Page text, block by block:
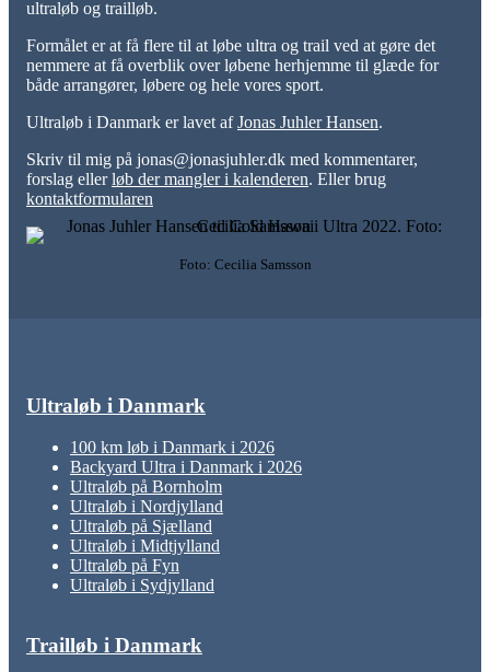
ultraløb og trailløb.
Formålet er at få flere til at løbe ultra og trail ved at gøre det
nemmere at få overblik over løbene herhjemme til glæde for
både arrangører, løbere og hele vores sport.
Ultraløb i Danmark er lavet afJonas Juhler Hansen.
Skriv til mig på jonas@jonasjuhler.dk med kommentarer,
forslag ellerløb der mangler i kalenderen. Eller brug
kontaktformularen
Foto: Cecilia Samsson
Ultraløb i Danmark
100 km løb i Danmark i 2026
Backyard Ultra i Danmark i 2026
Ultraløb på Bornholm
Ultraløb i Nordjylland
Ultraløb på Sjælland
Ultraløb i Midtjylland
Ultraløb på Fyn
Ultraløb i Sydjylland
Trailløb i Danmark